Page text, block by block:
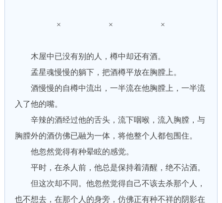
× × ×
木屋中已没有别的人，樽中却还有酒。
孟星魂慢慢的躺下，把酒樽平放在胸膛上。
酒慢慢的自樽中流出，一半流在他胸膛上，一半流
入了他的嘴。
辛辣的酒经过他的舌头，流下咽喉，流入胸膛，与
胸膛外的酒仿佛已融为一体，将他整个人都包围住。
他忽然觉得有种晕眩的感觉。
平时，在杀人前，他总是保持着清醒，绝不沾酒。
但这次却不同。他忽然觉得自己不该去杀那个人，
也不想去，在那个人的身旁，仿佛正有种不祥的阴影在